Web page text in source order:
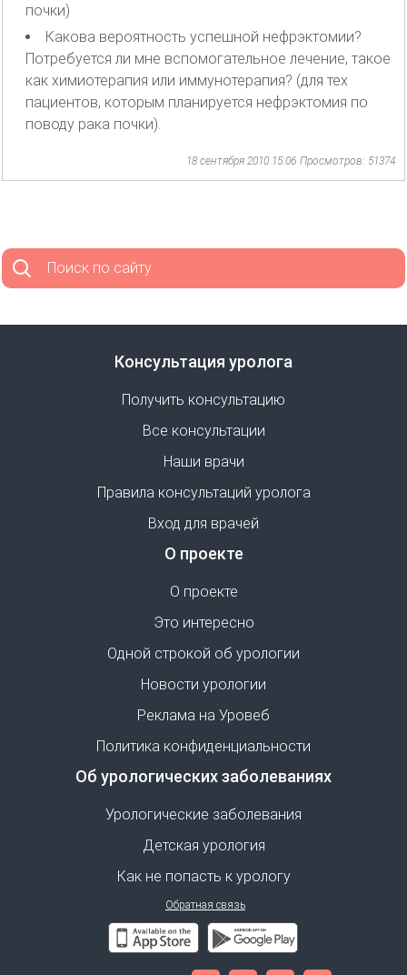
почки)
Какова вероятность успешной нефрэктомии?
Потребуется ли мне вспомогательное лечение, такое
как химиотерапия или иммунотерапия? (для тех
пациентов, которым планируется нефрэктомия по
поводу рака почки).
18 сентября 2010 15:06 Просмотров: 51374
Поиск по сайту
Консультация уролога
Получить консультацию
Все консультации
Наши врачи
Правила консультаций уролога
Вход для врачей
О проекте
О проекте
Это интересно
Одной строкой об урологии
Новости урологии
Реклама на Уровеб
Политика конфиденциальности
Об урологических заболеваниях
Урологические заболевания
Детская урология
Как не попасть к урологу
Обратная связь